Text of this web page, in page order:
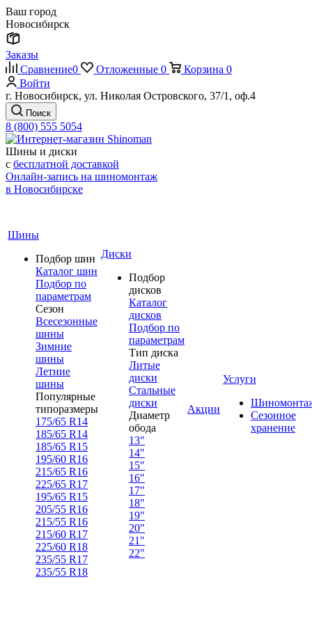
Ваш город
Новосибирск
Заказы
Сравнение0 Отложенные 0 Корзина 0
Войти
г. Новосибирск, ул. Николая Островского, 37/1, оф.4
Поиск
8 (800) 555 5054
Шины и диски
с бесплатной доставкой
Онлайн-запись на шиномонтаж
в Новосибирске
Шины
Подбор шин
Каталог шин
Подбор по
параметрам
Сезон
Всесезонные
шины
Зимние
шины
Летние
шины
Популярные
типоразмеры
175/65 R14
185/65 R14
185/65 R15
195/60 R16
215/65 R16
225/65 R17
195/65 R15
205/55 R16
215/55 R16
215/60 R17
225/60 R18
235/55 R17
235/55 R18
Диски
Подбор
дисков
Каталог
дисков
Подбор по
параметрам
Тип диска
Литые
диски
Стальные
диски
Диаметр
обода
13"
14"
15"
16"
17"
18"
19"
20"
21"
22"
Акции
Услуги
Сезонное
хранение